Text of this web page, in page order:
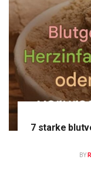
7 starke
BY